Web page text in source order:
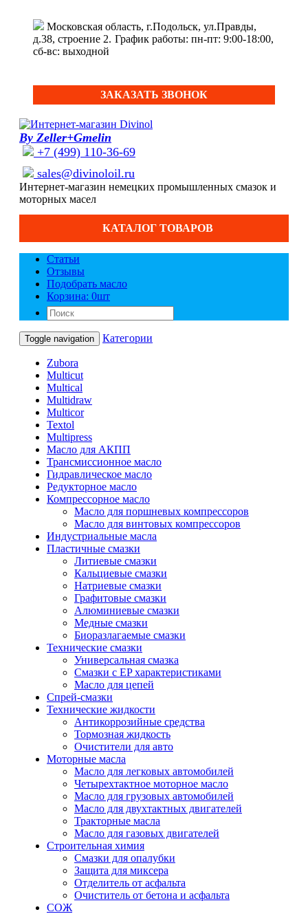
Московская область, г.Подольск, ул.Правды,
д.38, строение 2. График работы: пн-пт: 9:00-18:00,
сб-вс: выходной
ЗАКАЗАТЬ ЗВОНОК
By Zeller+Gmelin
+7 (499) 110-36-69
sales@divinoloil.ru
Интернет-магазин немецких промышленных смазок и
моторных масел
КАТАЛОГ ТОВАРОВ
Статьи
Отзывы
Подобрать масло
Корзина: 0шт
Toggle navigation Категории
Zubora
Multicut
Multical
Multidraw
Multicor
Textol
Multipress
Масло для АКПП
Трансмиссионное масло
Гидравлическое масло
Редукторное масло
Компрессорное масло
Масло для поршневых компрессоров
Масло для винтовых компрессоров
Индустриальные масла
Пластичные смазки
Литиевые смазки
Кальциевые смазки
Натриевые смазки
Графитовые смазки
Алюминиевые смазки
Медные смазки
Биоразлагаемые смазки
Технические смазки
Универсальная смазка
Смазки с EP характеристиками
Масло для цепей
Спрей-смазки
Технические жидкости
Антикоррозийные средства
Тормозная жидкость
Очистители для авто
Моторные масла
Масло для легковых автомобилей
Четырехтактное моторное масло
Масло для грузовых автомобилей
Масло для двухтактных двигателей
Тракторные масла
Масло для газовых двигателей
Строительная химия
Смазки для опалубки
Защита для миксера
Отделитель от асфальта
Очиститель от бетона и асфальта
СОЖ